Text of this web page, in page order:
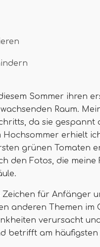
Sommer ihren
Raum.
da sie gespannt
Hochsommer erhielt
grünen Tomaten
den Fotos, die meine
Zeichen für Anfänger
anderen Themen im
verursacht
betrifft am häufigsten